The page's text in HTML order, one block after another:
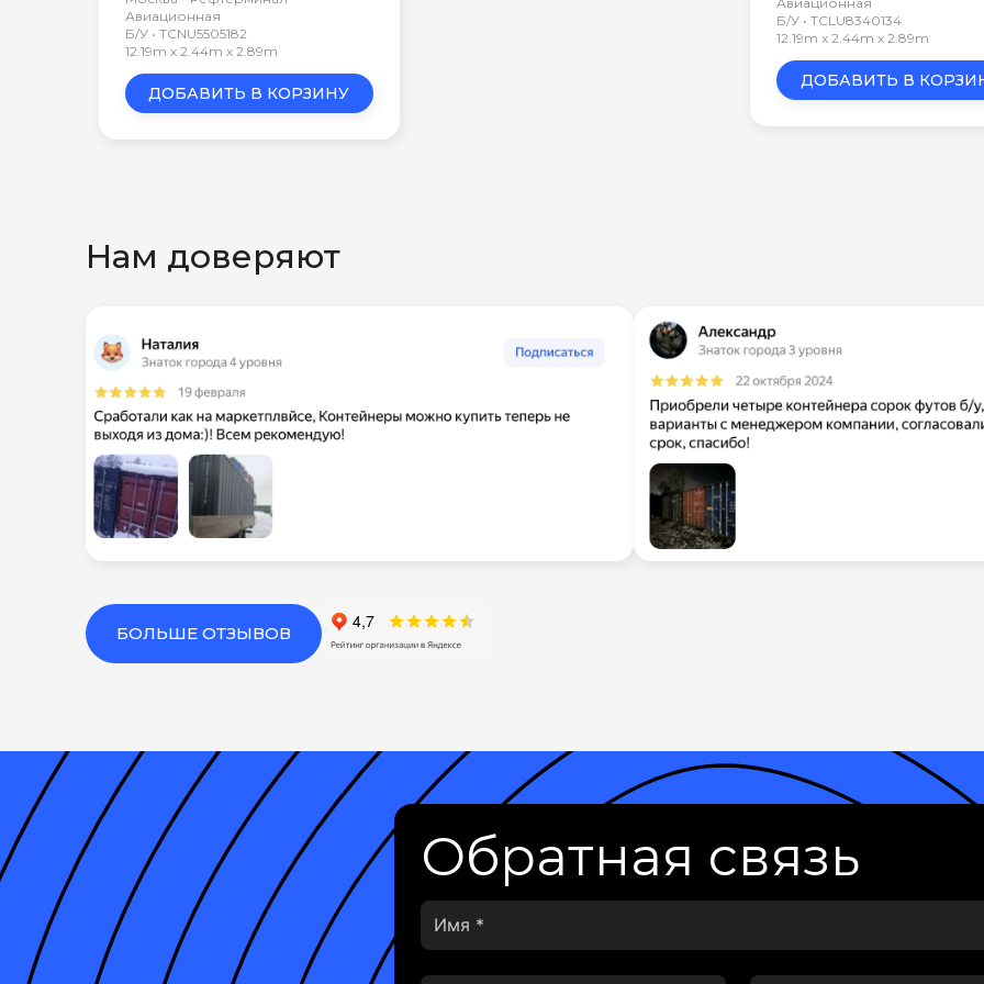
Авиационная
Б/У • TCNU5505182
12.19m x 2.44m x 2.89m
ДОБАВИТЬ В КОРЗИНУ
Б/У • TCLU8340134
12.19m x 2.44m x 2.89m
ДОБАВИТЬ В
Нам доверяют
БОЛЬШЕ ОТЗЫВОВ
Обратная связь